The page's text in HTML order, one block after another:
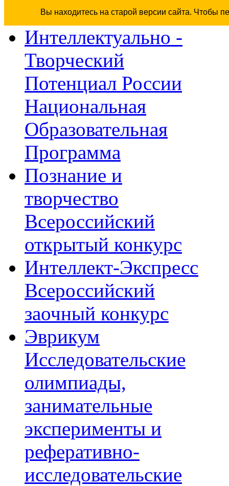
Вы находитесь на старой версии сайта. Чтобы
Интеллектуально -
Творческий
Потенциал России
Национальная
Образовательная
Программа
Познание и
творчество
Всероссийский
открытый конкурс
Интеллект-Экспресс
Всероссийский
заочный конкурс
Эврикум
Исследовательские
олимпиады,
занимательные
эксперименты и
реферативно-
исследовательские